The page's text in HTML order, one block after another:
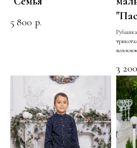
5 800 р.
3 200